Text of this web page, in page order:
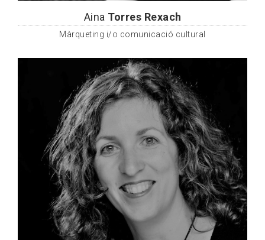
Aina Torres Rexach
Màrqueting i/o comunicació cultural